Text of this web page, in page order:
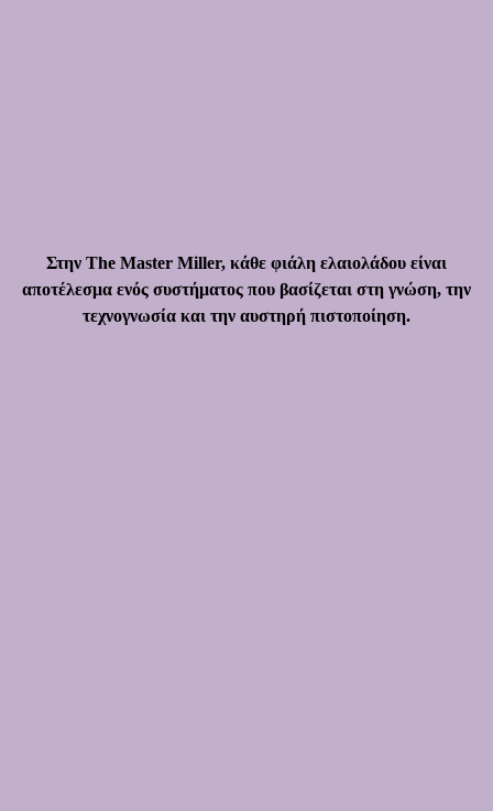
Στην The Master Miller, κάθε φιάλη ελαιολάδου είναι
αποτέλεσμα ενός συστήματος που βασίζεται στη γνώση, την
τεχνογνωσία και την αυστηρή πιστοποίηση.